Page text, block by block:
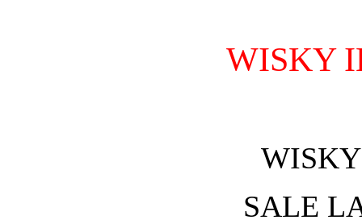
WISKY
SALE